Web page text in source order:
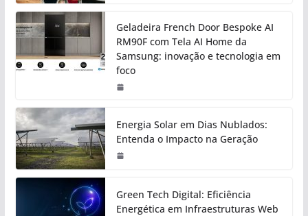
Geladeira French Door Bespoke AI
RM90F com Tela AI Home da
Samsung: inovação e tecnologia em
foco
Energia Solar em Dias Nublados:
Entenda o Impacto na Geração
Green Tech Digital: Eficiência
Energética em Infraestruturas Web